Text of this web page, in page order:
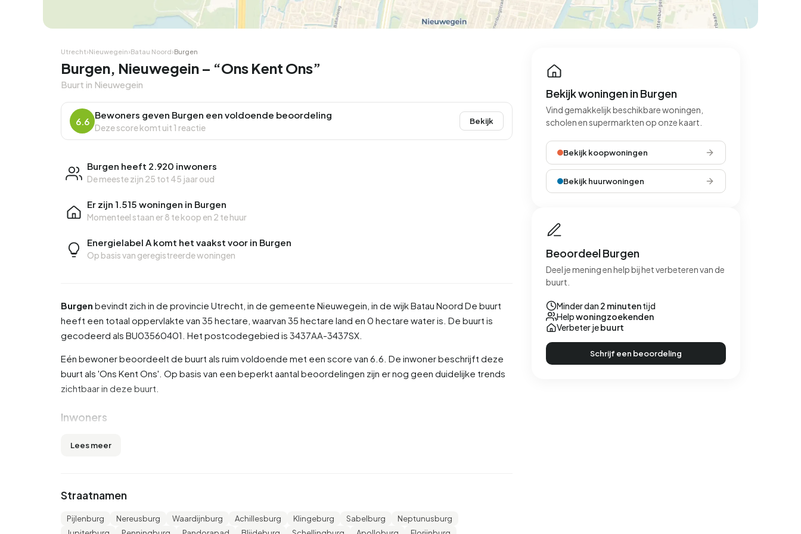
2-onder-1-kap
83
Vrijstaand
Hoekwoning Kamers
Utrecht›Nieuwegein›Batau Noord›Burgen
Burgen, Nieuwegein – “Ons Kent Ons”
Buurt in Nieuwegein
6.6
Bewoners geven Burgen een voldoende beoordeling
Deze score komt uit 1 reactie
Bekijk
Burgen heeft 2.920 inwoners
De meeste zijn 25 tot 45 jaar oud
Er zijn 1.515 woningen in Burgen
Momenteel staan er8 te koop en 2 te huur
Energielabel A komt het vaakst voor in Burgen
Op basis van geregistreerde woningen
Burgen bevindt zich in de provincie Utrecht , in de gemeente Nieuwegein , in de wijkBatau Noord De buurt
heeft een totaal oppervlakte van 35 hectare, waarvan 35 hectare land en 0 hectare water is. De buurt is
gecodeerd als BU03560401. Het postcodegebied is 3437AA-3437SX.
Eén bewoner beoordeelt de buurt als ruim voldoende met een score van 6.6. De inwoner beschrijft deze
buurt als 'Ons Kent Ons'. Op basis van een beperkt aantal beoordelingen zijn er nog geen duidelijke trends
zichtbaar in deze buurt.
Inwoners
(32,4%). De overige leeftijden zijn 22,3% voor '65 jaar of ouder', 21,4% voor '45 tot 65 jaar', 15,2% voor '0
komen uit landen buiten Europa.
Er zijn 1.530 huishoudens in Burgen. 44,4% daarvan zijn eenpersoonshuishoudens, 28,4% huishoudens
Lees meer
Straatnamen
Pijlenburg Nereusburg Waardijnburg Achillesburg Klingeburg Sabelburg
Neptunusburg
Bekijk woningen in Burgen
Vind gemakkelijk beschikbare woningen,
scholen en supermarkten op onze kaart.
Bekijk koopwoningen
Bekijk huurwoningen
Beoordeel Burgen
Deel je mening en help bij het verbeteren van de
buurt.
Minder dan 2 minutentijd
Helpwoningzoekenden
Verbeter jebuurt
Schrijf een beoordeling